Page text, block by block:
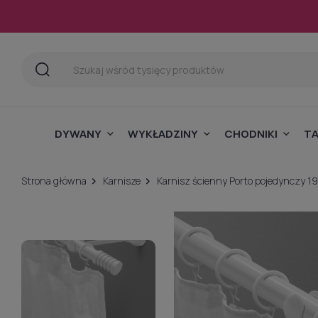
DYWANY WYKŁADZINY CHODNIKI
Strona główna Karnisze Karnisz ścienny Porto pojedynczy